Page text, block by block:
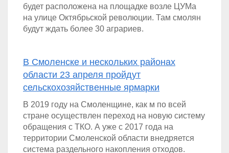
будет расположена на площадке возле ЦУМа
на улице Октябрьской революции. Там смолян
будут ждать более 30 аграриев.
В Смоленске и нескольких районах
области 23 апреля пройдут
сельскохозяйственные ярмарки
В 2019 году на Смоленщине, как м по всей
стране осуществлен переход на новую систему
обращения с ТКО. А уже с 2017 года на
территории Смоленской области внедряется
система раздельного накопления отходов.